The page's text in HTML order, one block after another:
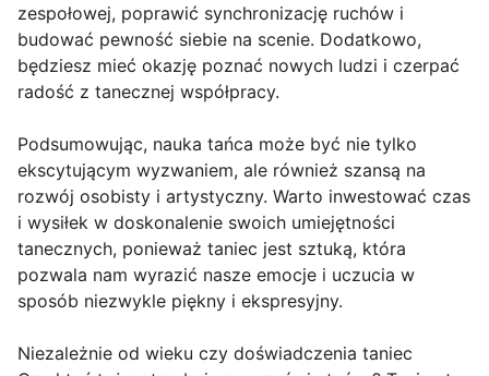
zespołowej, poprawić synchronizację ruchów i
budować pewność siebie na scenie. Dodatkowo,
będziesz mieć okazję poznać nowych ludzi i czerpać
radość z tanecznej współpracy.
Podsumowując, nauka tańca może być nie tylko
ekscytującym wyzwaniem, ale również szansą na
rozwój osobisty i artystyczny. Warto inwestować czas
i wysiłek w doskonalenie swoich umiejętności
tanecznych, ponieważ taniec jest sztuką, która
pozwala nam wyrazić nasze emocje i uczucia w
sposób niezwykle piękny i ekspresyjny.
Niezależnie od wieku czy doświadczenia taniec